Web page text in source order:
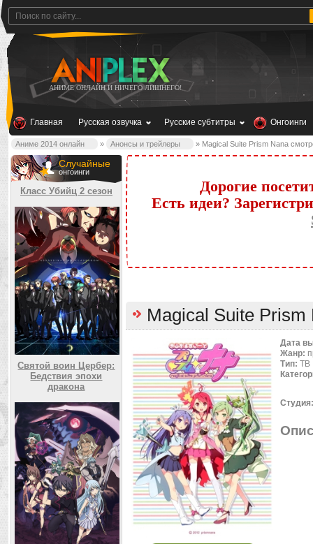
АНИМЕ ОНЛАЙН И НИЧЕГО ЛИШНЕГО!
Главная Русская озвучка Русские субтитры Онгоинги
Аниме 2014 онлайн » Анонсы и трейлеры » Magical Suite Prism Nana
Случайные
онгоинги
Класс Убийц 2 сезон
Святой воин Цербер:
Бедствия эпохи
дракона
Дорогие
Есть идеи?
Magical Suite Prism
Дата
Жанр:
Тип: ТВ